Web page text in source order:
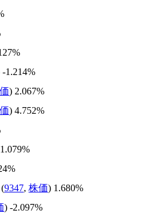
-1.214%
) 2.067%
) 4.752%
9347, 株価) 1.680%
) -2.097%